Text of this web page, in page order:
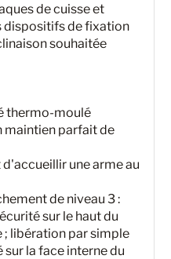
de cuisse et
dispositifs de fixation
souhaitée
thermo-moulé
maintien parfait de
une arme au
de niveau 3 :
sur le haut du
libération par simple
la face interne du